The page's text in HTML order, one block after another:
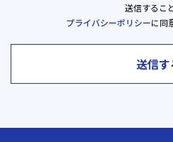
送信するこ
プライバシーポリシーに同
送信す